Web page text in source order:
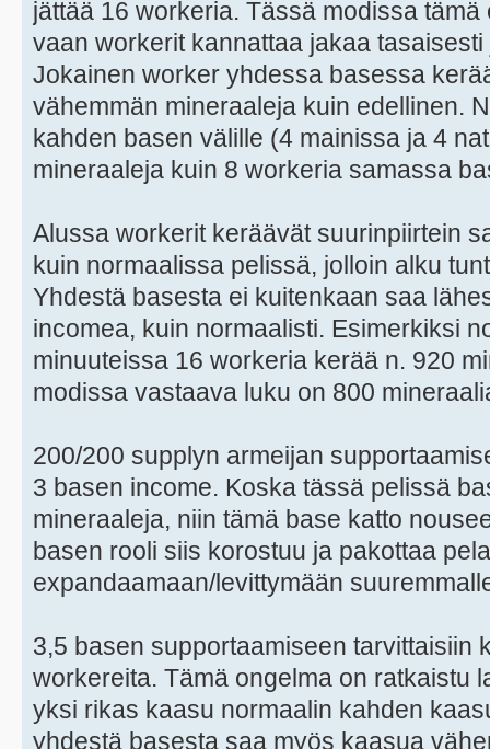
jättää 16 workeria. Tässä modissa
vaan workerit kannattaa jakaa
Jokainen worker yhdessa basessa
vähemmän mineraaleja kuin edellinen.
kahden basen välille (4 mainissa ja 4
mineraaleja kuin 8 workeria samassa
Alussa workerit keräävät suurinpiirtein
kuin normaalissa pelissä, jolloin alku
Yhdestä basesta ei kuitenkaan saa
incomea, kuin normaalisti. Esimerkiksi
minuuteissa 16 workeria kerää n. 920
modissa vastaava luku on 800
200/200 supplyn armeijan
3 basen income. Koska tässä pelissä
mineraaleja, niin tämä base katto
basen rooli siis korostuu ja pakottaa
expandaamaan/levittymään
3,5 basen supportaamiseen tarvittaisiin
workereita. Tämä ongelma on ratkaistu
yksi rikas kaasu normaalin kahden
yhdestä basesta saa myös kaasua